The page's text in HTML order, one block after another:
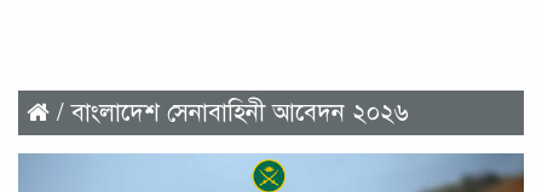
/ বাংলাদেশ সেনাবাহিনী আবেদন ২০২৬